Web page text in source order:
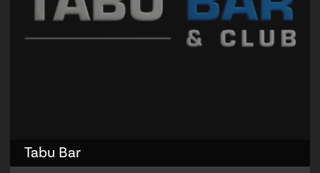
Tabu Bar